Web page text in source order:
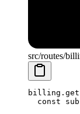
src/routes/
billing. get
  const